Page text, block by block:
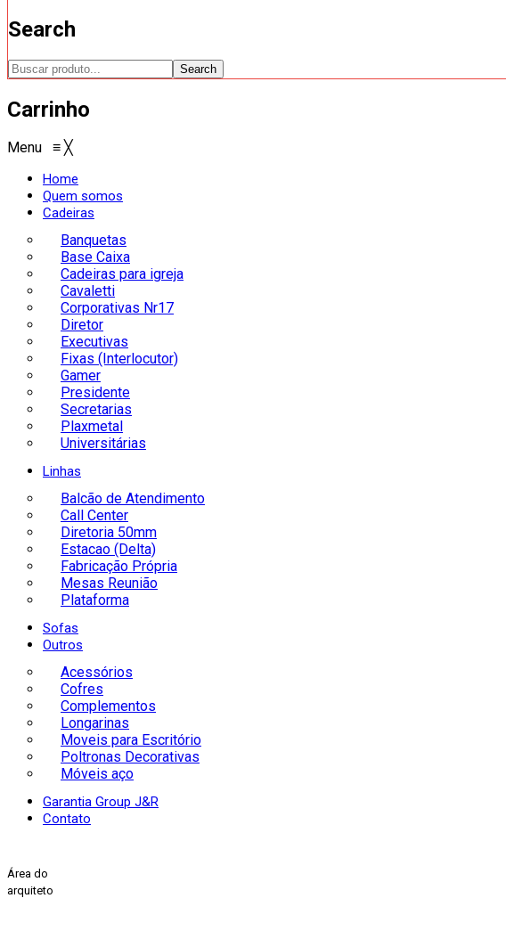
Search
Search
Carrinho
Menu ≡ ╳
Home
Quem somos
Cadeiras
Banquetas
Base Caixa
Cadeiras para igreja
Cavaletti
Corporativas Nr17
Diretor
Executivas
Fixas (Interlocutor)
Gamer
Presidente
Secretarias
Plaxmetal
Universitárias
Linhas
Balcão de Atendimento
Call Center
Diretoria 50mm
Estacao (Delta)
Fabricação Própria
Mesas Reunião
Plataforma
Sofas
Outros
Acessórios
Cofres
Complementos
Longarinas
Moveis para Escritório
Poltronas Decorativas
Móveis aço
Garantia Group J&R
Contato
Área do
arquiteto